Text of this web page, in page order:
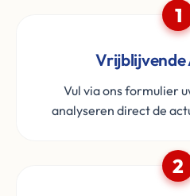
1
Vrijblijvende
Vul via ons formulier
analyseren direct de
2